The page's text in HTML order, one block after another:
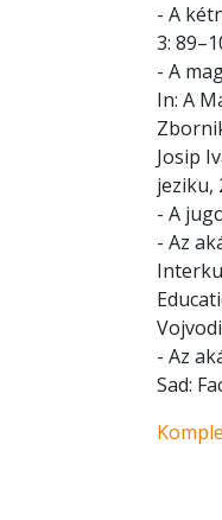
- A
3:
- A
In: A
Josip
jeziku,
- A
- Az
- Az
Sad: